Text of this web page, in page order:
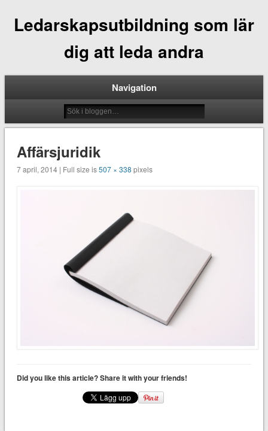
Ledarskapsutbildning som lär
dig att leda andra
Navigation
Affärsjuridik
7 april, 2014 | Full size is507 × 338 pixels
Did you like this article? Share it with your friends!